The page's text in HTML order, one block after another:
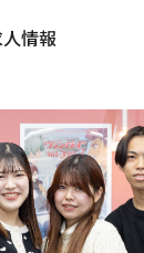
情報